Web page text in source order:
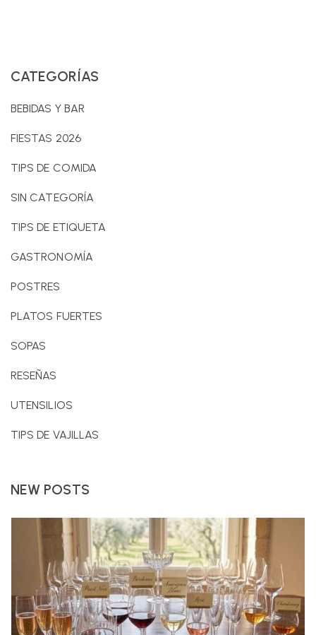
CATEGORÍAS
BEBIDAS Y BAR
FIESTAS 2026
TIPS DE COMIDA
SIN CATEGORÍA
TIPS DE ETIQUETA
GASTRONOMÍA
POSTRES
PLATOS FUERTES
SOPAS
RESEÑAS
UTENSILIOS
TIPS DE VAJILLAS
NEW POSTS